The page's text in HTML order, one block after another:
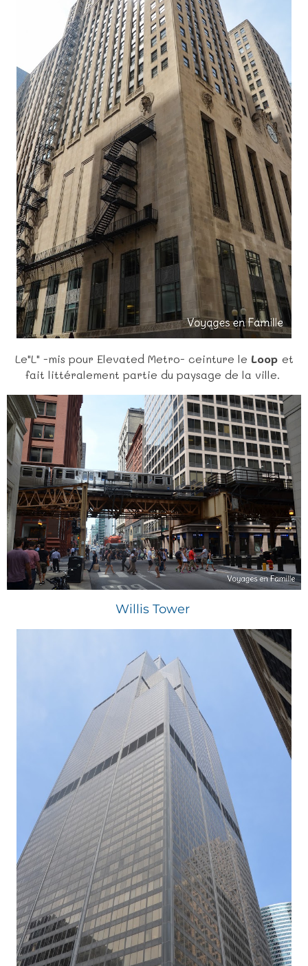
Le"L" -mis pour Elevated Metro- ceinture le Loop et
fait littéralement partie du paysage de la ville.
Willis Tower